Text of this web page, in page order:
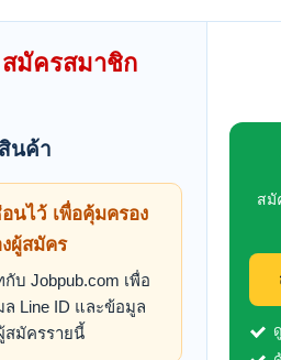
สมัครสมาชิก
นค้า
นไว้ เพื่อคุ้มครอง
ผู้สมัคร
บ Jobpub.com เพื่อ
ล Line ID และข้อมูล
มัครรายนี้
สมั